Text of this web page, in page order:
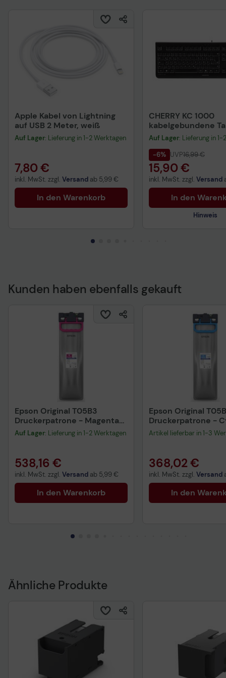
Apple Kabel von Lightning
auf USB 2 Meter, weiß
Auf Lager: Lieferung in 1-2 Werktagen
7,80 €
inkl. MwSt. zzgl. Versand ab 5,99 €
In den Warenkorb
CHERRY KC 1000
kabelgebundene
QWERTZ DE -
Auf Lager: Lieferung in
-6% UVP16,99 €
15,90 €
inkl. MwSt. zzgl. Versand
In den
Hinweis
Technisches
Kunden haben ebenfalls gekauft
Epson Original T05B3
Druckerpatrone - Magenta
C13T05B34N
Auf Lager: Lieferung in 1-2 Werktagen
538,16 €
inkl. MwSt. zzgl. Versand ab 5,99 €
In den Warenkorb
Epson Original
Druckerpatrone -
C13T05B24N
Artikel lieferbar in 1-3
368,02 €
inkl. MwSt. zzgl. Versand
In den
Ähnliche Produkte